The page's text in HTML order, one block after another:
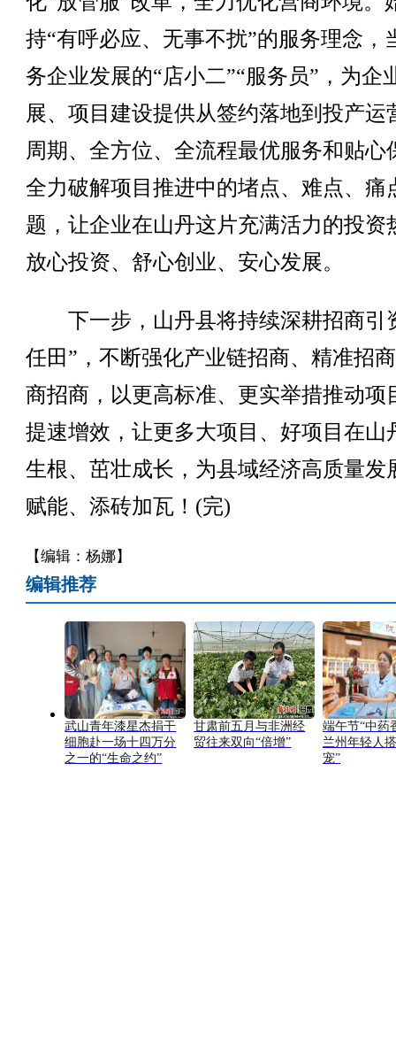
持“有呼必应、无事不扰”的服务理念，
务企业发展的“店小二”“服务员”，为企
展、项目建设提供从签约落地到投产运
周期、全方位、全流程最优服务和贴心
全力破解项目推进中的堵点、难点、痛
题，让企业在山丹这片充满活力的投资
放心投资、舒心创业、安心发展。
下一步，山丹县将持续深耕招商引
任田”，不断强化产业链招商、精准招
商招商，以更高标准、更实举措推动项
提速增效，让更多大项目、好项目在山
生根、茁壮成长，为县域经济高质量发
赋能、添砖加瓦！(完)
【编辑：杨娜】
编辑推荐
武山青年漆星杰捐干
细胞赴一场十四万分
之一的“生命之约”
甘肃前五月与非洲经
贸往来双向“倍增”
端午节“中药
兰州年轻人
宠”